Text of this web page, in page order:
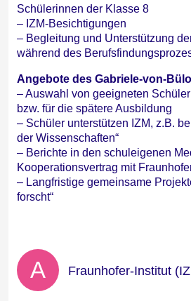
Schülerinnen der Klasse 8
– IZM-Besichtigungen
– Begleitung und Unterstützung
während des
Angebote des Gabriele-von-
– Auswahl von geeigneten
bzw. für die spätere Ausbildung
– Schüler unterstützen IZM, z.B.
der Wissenschaften“
– Berichte in den schuleigenen
Kooperationsvertrag mit
– Langfristige gemeinsame
forscht“
A Fraunhofer-Institut